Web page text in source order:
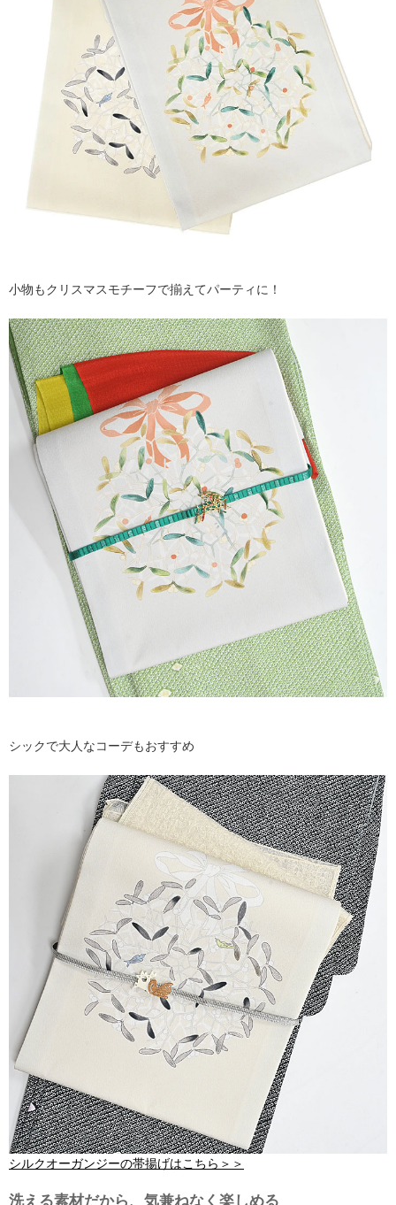
小物もクリスマスモチーフで揃えてパーティに！
シックで大人なコーデもおすすめ
シルクオーガンジーの帯揚げはこちら＞＞
洗える素材だから、気兼ねなく楽しめる